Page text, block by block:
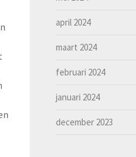
april 2024
maart 2024
februari 2024
januari 2024
december 2023